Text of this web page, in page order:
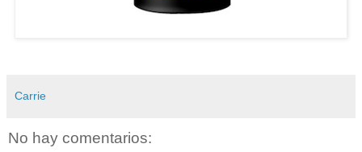
Carrie
No hay comentarios: